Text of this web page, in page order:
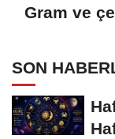
Gram ve
SON